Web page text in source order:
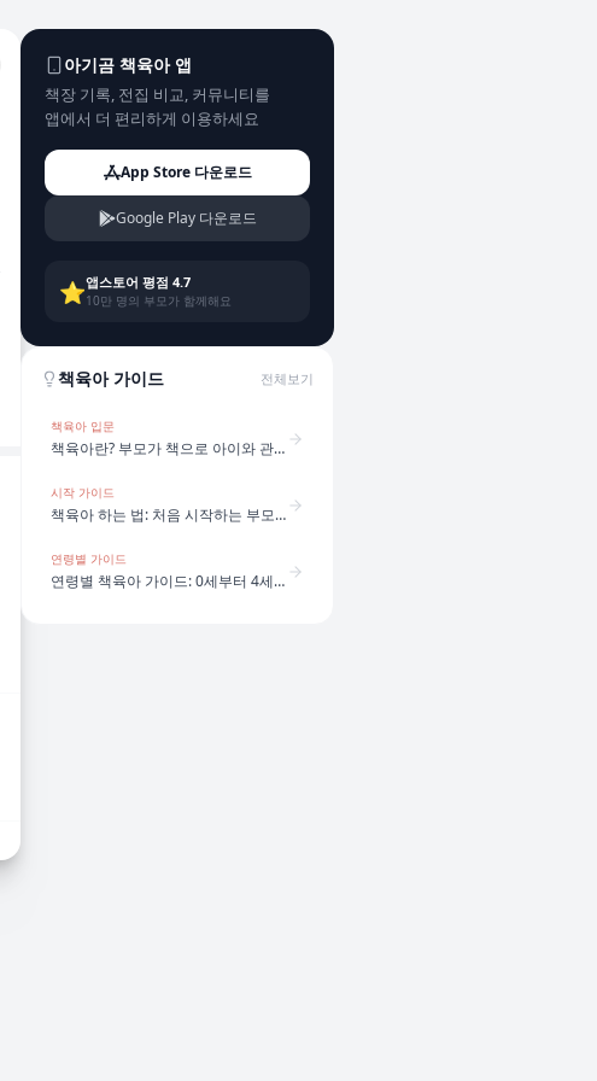
아기곰 책육아 앱
책장 기록, 전집 비교, 커뮤니티를
앱에서 더 편리하게 이용하세요
App Store 다운로드
Google Play 다운로드
⭐앱스토어 평점 4.7
10만 명의 부모가 함께해요
책육아 가이드 전체보기
책육아 입문
책육아란? 부모가 책으로 아이와 관계를 만드는 방법
시작 가이드
책육아 하는 법: 처음 시작하는 부모를 위한 5단계
연령별 가이드
연령별 책육아 가이드: 0세부터 4세까지 어떻게 다를까?